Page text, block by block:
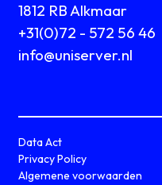
1812 RB Alkmaar
+31(0)72 - 572 56 46
info@uniserver.nl
Data Act
Privacy Policy
Algemene voorwaarden